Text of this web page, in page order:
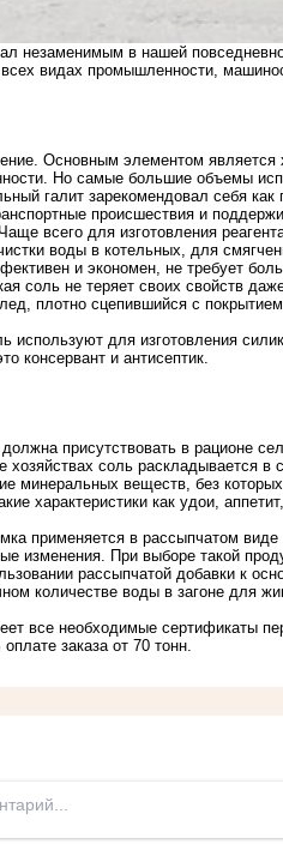
незаменимым в нашей
всех видах промышленности,
Основным элементом
Но самые большие объемы
галит зарекомендовал себя
происшествия и
всего для изготовления
воды в котельных, для
и экономен, не требует
соль не теряет своих свойств
плотно сцепившийся с
используют для изготовления
консервант и антисептик.
присутствовать в рационе
хозяйствах соль раскладывается
минеральных веществ, без
характеристики как удои,
применяется в рассыпчатом
изменения. При выборе такой
рассыпчатой добавки к
количестве воды в загоне для
все необходимые сертификаты
заказа от 70 тонн.